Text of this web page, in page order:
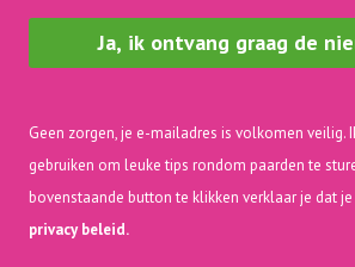
Geen zorgen, je e-mailadres is volkomen veilig.
gebruiken om leuke tips rondom paarden te
bovenstaande button te klikken verklaar je dat
privacy beleid.